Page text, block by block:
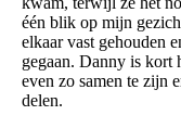
één blik op mijn
elkaar vast gehouden
gegaan. Danny is kort
even zo samen te zijn
delen.